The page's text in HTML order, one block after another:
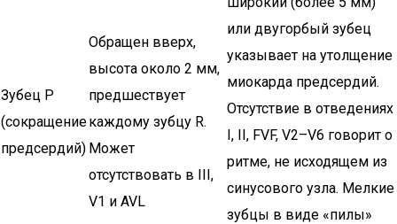
Зубец Р
(сокращение
предсердий)
Обращен вверх,
высота около 2 мм,
предшествует
каждому зубцу R.
Может
отсутствовать в III,
V1 и AVL
или двугорбый зубец
указывает на утолщение
миокарда предсердий.
Отсутствие в отведениях
I, II, FVF, V2–V6 говорит о
ритме, не исходящем из
синусового узла. Мелкие
зубцы в виде «пилы»